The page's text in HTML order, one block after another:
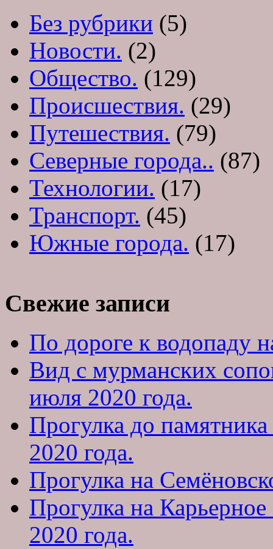
Без рубрики (5)
Новости. (2)
Общество. (129)
Происшествия. (29)
Путешествия. (79)
Северные города.. (87)
Технологии. (17)
Транспорт. (45)
Южные города. (17)
Свежие записи
По дороге к водопаду
Вид с мурманских
июля 2020 года.
Прогулка до
2020 года.
Прогулка на
Прогулка на
2020 года.